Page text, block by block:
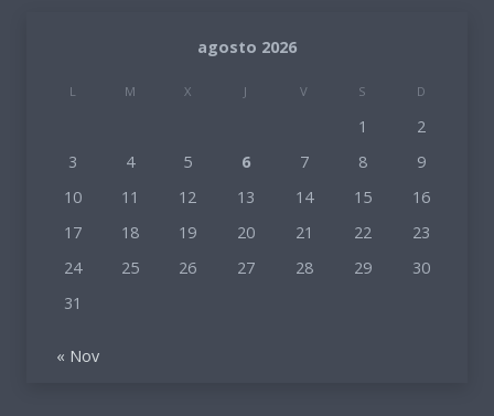
agosto 2026
L M X J V S D
1
2
3
4 5 6 7 8
9
10
11 12 13 14 15
16
17
18 19 20 21 22
23
24
25 26 27 28 29
30
31
« Nov